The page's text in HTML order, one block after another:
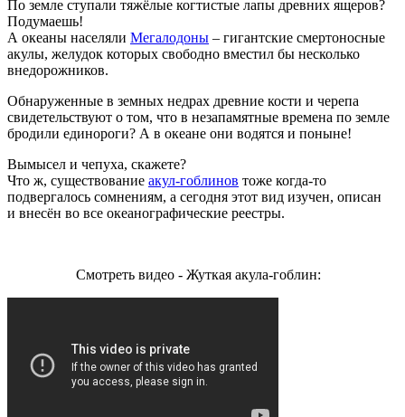
По земле ступали тяжёлые когтистые лапы древних ящеров?
Подумаешь!
А океаны населяли Мегалодоны – гигантские смертоносные
акулы, желудок которых свободно вместил бы несколько
внедорожников.
Обнаруженные в земных недрах древние кости и черепа
свидетельствуют о том, что в незапамятные времена по земле
бродили единороги? А в океане они водятся и поныне!
Вымысел и чепуха, скажете?
Что ж, существование акул-гоблинов тоже когда-то
подвергалось сомнениям, а сегодня этот вид изучен, описан
и внесён во все океанографические реестры.
Смотреть видео - Жуткая акула-гоблин: